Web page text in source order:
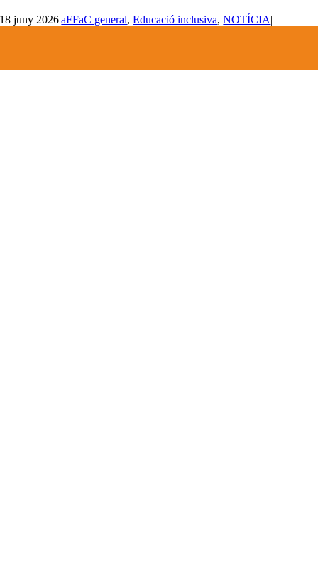
18 juny 2026|aFFaC general,Educació inclusiva,NOTÍCIA|